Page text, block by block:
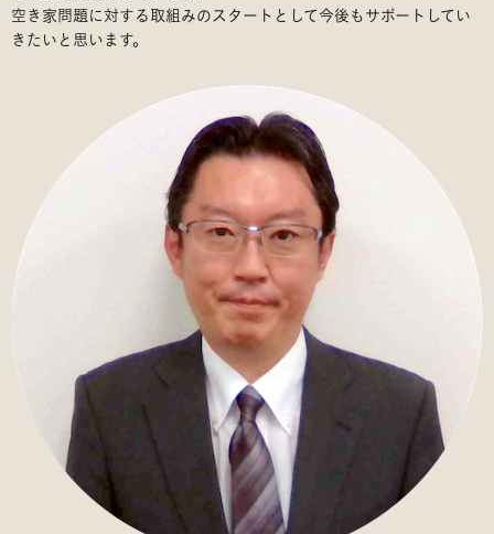
空き家問題に対する取組みのスタートとして今後もサポートしてい
きたいと思います。